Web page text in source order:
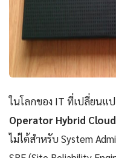
ในโลกของ IT ที่เปลี่ยนแป
Operator Hybrid
ไม่ได้สำหรับ System